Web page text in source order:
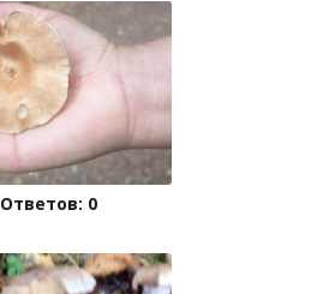
Ответов: 0